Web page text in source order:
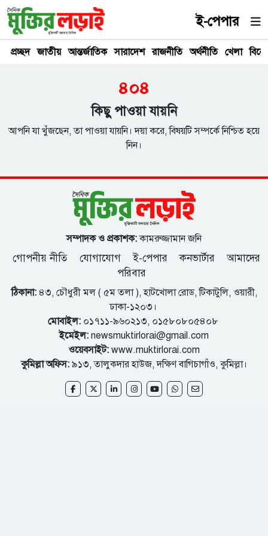
ই-পেপার
প্রচ্ছদ জাতীয় আন্তর্জাতিক সারাদেশ রাজনীতি অর্থনীতি খেলা
৪০৪
কিছু পাওয়া যায়নি
আপনি যা খুঁজছেন, তা পাওয়া যায়নি। দয়া করে, বিষয়টি সম্পর্কে নিশ্চিত হয়ে
নিন।
সম্পাদক ও প্রকাশক:কামরুজ্জামান জনি
গোপনীয় নীতি যোগাযোগ ই-পেপার কনভার্টার
আমাদের
পরিবার
ঠিকানা:৪৩, চৌধুরী মল ( ৫ম তলা ), হাটখোলা রোড, টিকাটুলি, ওয়ারী,
ঢাকা-১২০৩।
মোবাইল:০১৭১১-৯৬০২১৩, ০১৫৮০৮০৫৪০৮
ইমেইল: newsmuktirlorai@gmail.com
ওয়েবসাইট: www.muktirlorai.com
কুমিল্লা অফিস: ৯১৩, তালুকদার হাউজ, দক্ষিণ বাগিচাগাঁও, কুমিল্লা।